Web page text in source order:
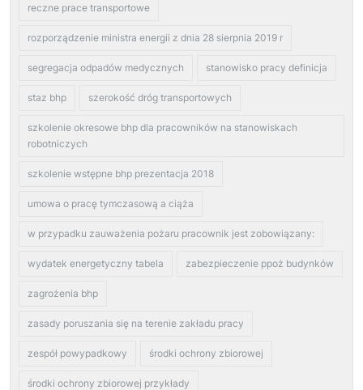
reczne prace transportowe
rozporządzenie ministra energii z dnia 28 sierpnia 2019 r
segregacja odpadów medycznych stanowisko pracy definicja
staz bhp szerokość dróg transportowych
szkolenie okresowe bhp dla pracowników na stanowiskach
robotniczych
szkolenie wstępne bhp prezentacja 2018
umowa o pracę tymczasową a ciąża
w przypadku zauważenia pożaru pracownik jest zobowiązany:
wydatek energetyczny tabela zabezpieczenie ppoż budynków
zagrożenia bhp
zasady poruszania się na terenie zakładu pracy
zespół powypadkowy środki ochrony zbiorowej
środki ochrony zbiorowej przykłady